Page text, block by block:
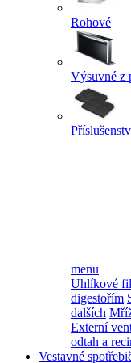
Rohové
Výsuvné z
menu
Uhlíkové
digestořím
dalších
Externí
odtah a
Vestavné